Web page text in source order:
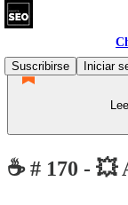
Suscribirse
Iniciar
☕ # 170 -